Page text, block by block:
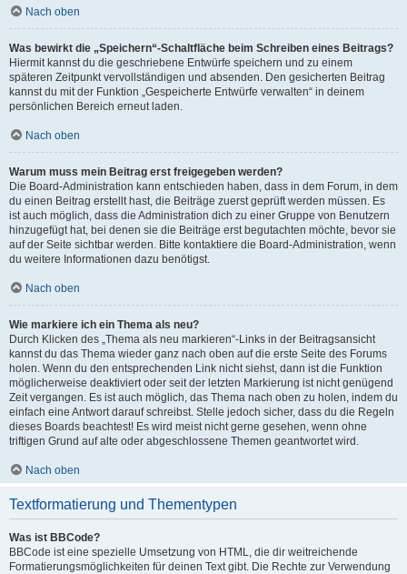
Nach oben
Was bewirkt die „Speichern“-Schaltfläche beim Schreiben eines Beitrags?
Hiermit kannst du die geschriebene Entwürfe speichern und zu einem
späteren Zeitpunkt vervollständigen und absenden. Den gesicherten Beitrag
kannst du mit der Funktion „Gespeicherte Entwürfe verwalten“ in deinem
persönlichen Bereich erneut laden.
Nach oben
Warum muss mein Beitrag erst freigegeben werden?
Die Board-Administration kann entschieden haben, dass in dem Forum, in dem
du einen Beitrag erstellt hast, die Beiträge zuerst geprüft werden müssen. Es
ist auch möglich, dass die Administration dich zu einer Gruppe von Benutzern
hinzugefügt hat, bei denen sie die Beiträge erst begutachten möchte, bevor sie
auf der Seite sichtbar werden. Bitte kontaktiere die Board-Administration, wenn
du weitere Informationen dazu benötigst.
Nach oben
Wie markiere ich ein Thema als neu?
Durch Klicken des „Thema als neu markieren“-Links in der Beitragsansicht
kannst du das Thema wieder ganz nach oben auf die erste Seite des Forums
holen. Wenn du den entsprechenden Link nicht siehst, dann ist die Funktion
möglicherweise deaktiviert oder seit der letzten Markierung ist nicht genügend
Zeit vergangen. Es ist auch möglich, das Thema nach oben zu holen, indem du
einfach eine Antwort darauf schreibst. Stelle jedoch sicher, dass du die Regeln
dieses Boards beachtest! Es wird meist nicht gerne gesehen, wenn ohne
triftigen Grund auf alte oder abgeschlossene Themen geantwortet wird.
Nach oben
Textformatierung und Thementypen
Was ist BBCode?
BBCode ist eine spezielle Umsetzung von HTML, die dir weitreichende
Formatierungsmöglichkeiten für deinen Text gibt. Die Rechte zur Verwendung